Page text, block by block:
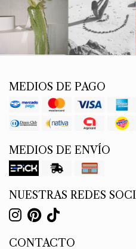
MEDIOS DE PAGO
MEDIOS DE ENVÍO
NUESTRAS REDES
CONTACTO